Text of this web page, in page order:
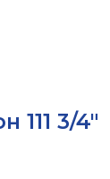
111 3/4"